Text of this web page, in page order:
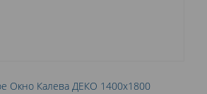
Окно Калева ДЕКО 1400x1800